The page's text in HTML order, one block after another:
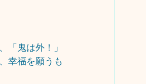
「鬼は外！」
幸福を願うも